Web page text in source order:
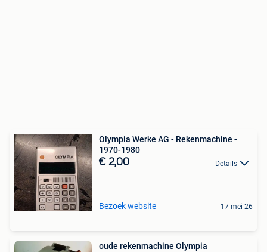
Olympia Werke AG - Rekenmachine -
1970-1980
€ 2,00 Details
Bezoek website 17 mei 26
oude rekenmachine Olympia